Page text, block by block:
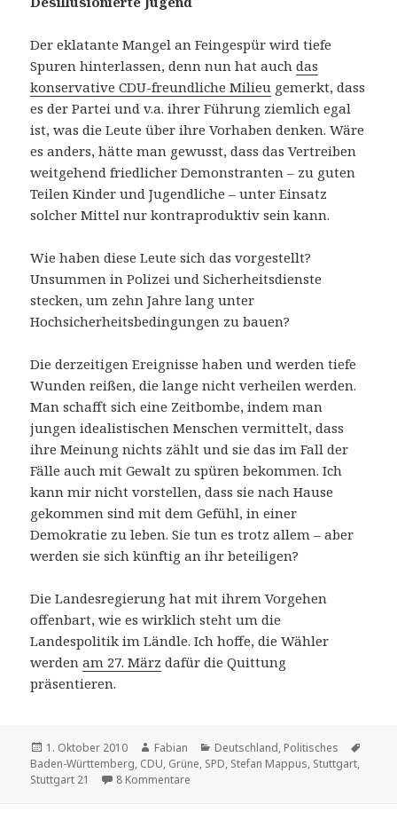
Der eklatante Mangel an Feingespür wird tiefe
Spuren hinterlassen, denn nun hat auchdas
konservative CDU-freundliche Milieu gemerkt, dass
es der Partei und v.a. ihrer Führung ziemlich egal
ist, was die Leute über ihre Vorhaben denken. Wäre
es anders, hätte man gewusst, dass das Vertreiben
weitgehend friedlicher Demonstranten – zu guten
Teilen Kinder und Jugendliche – unter Einsatz
solcher Mittel nur kontraproduktiv sein kann.
Wie haben diese Leute sich das vorgestellt?
Unsummen in Polizei und Sicherheitsdienste
stecken, um zehn Jahre lang unter
Hochsicherheitsbedingungen zu bauen?
Die derzeitigen Ereignisse haben und werden tiefe
Wunden reißen, die lange nicht verheilen werden.
Man schafft sich eine Zeitbombe, indem man
jungen idealistischen Menschen vermittelt, dass
ihre Meinung nichts zählt und sie das im Fall der
Fälle auch mit Gewalt zu spüren bekommen. Ich
kann mir nicht vorstellen, dass sie nach Hause
gekommen sind mit dem Gefühl, in einer
Demokratie zu leben. Sie tun es trotz allem – aber
werden sie sich künftig an ihr beteiligen?
Die Landesregierung hat mit ihrem Vorgehen
offenbart, wie es wirklich steht um die
Landespolitik im Ländle. Ich hoffe, die Wähler
werdenam 27. März dafür die Quittung
präsentieren.
Veröffentlicht
am
1. Oktober 2010 Autor
Fabian Kategorien
Deutschland, Politisches
Baden-Württemberg, CDU, Grüne, SPD, Stefan Mappus, Stuttgart,
Stuttgart 21
8 Kommentare